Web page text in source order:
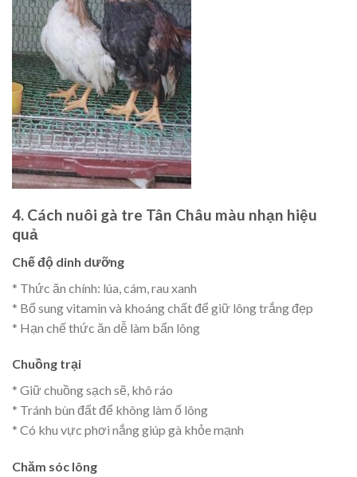
4. Cách nuôi gà tre Tân Châu màu nhạn hiệu
quả
Chế độ dinh dưỡng
* Thức ăn chính: lúa, cám, rau xanh
* Bổ sung vitamin và khoáng chất để giữ lông trắng đẹp
* Hạn chế thức ăn dễ làm bẩn lông
Chuồng trại
* Giữ chuồng sạch sẽ, khô ráo
* Tránh bùn đất để không làm ố lông
* Có khu vực phơi nắng giúp gà khỏe mạnh
Chăm sóc lông